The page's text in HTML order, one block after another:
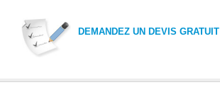
DEMANDEZ UN DEVIS GRATUIT